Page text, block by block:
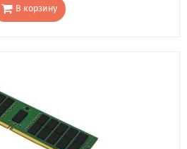
В корзину